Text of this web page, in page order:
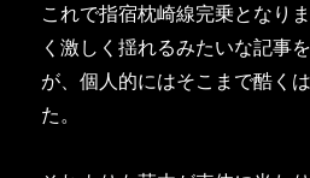
これで指宿枕崎線完乗となり
く激しく揺れるみたいな記事
が、個人的にはそこまで酷く
た。